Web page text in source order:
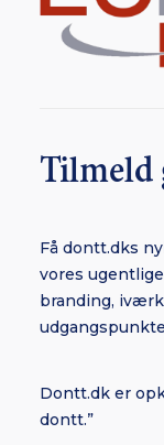
Tilmeld
Få dontt.dks
vores
branding,
Dontt.dk er
dontt.”